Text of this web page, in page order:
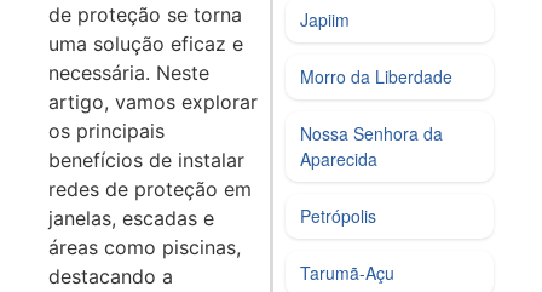
de proteção se torna
uma solução eficaz e
necessária. Neste
artigo, vamos explorar
os principais
benefícios de instalar
redes de proteção em
janelas, escadas e
áreas como piscinas,
destacando a
Japiim
Morro da Liberdade
Nossa Senhora da
Aparecida
Petrópolis
Tarumã-Açu